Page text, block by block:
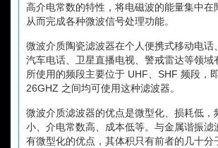
高介电常数的特性，将电磁波的能量集中在
从而完成各种微波信号处理功能。
微波介质陶瓷滤波器在个人便携式移动电话
汽车电话、卫星直播电视、警戒雷达等领域
所使用的频段主要位于 UHF、SHF 频段，
26GHZ 之间均可使用这种滤波器。
微波介质滤波器的优点是微型化、损耗低，
小、介电常数高、成本低等。与金属谐振滤
有微型化的优点，其体积只有前者的几十分